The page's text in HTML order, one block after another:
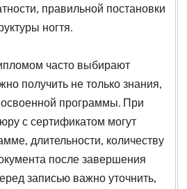
правильной постановки
ногтя.
часто выбирают
получить не только знания,
программы. При
с сертификатом могут
длительности, количеству
после завершения
записью важно уточнить,